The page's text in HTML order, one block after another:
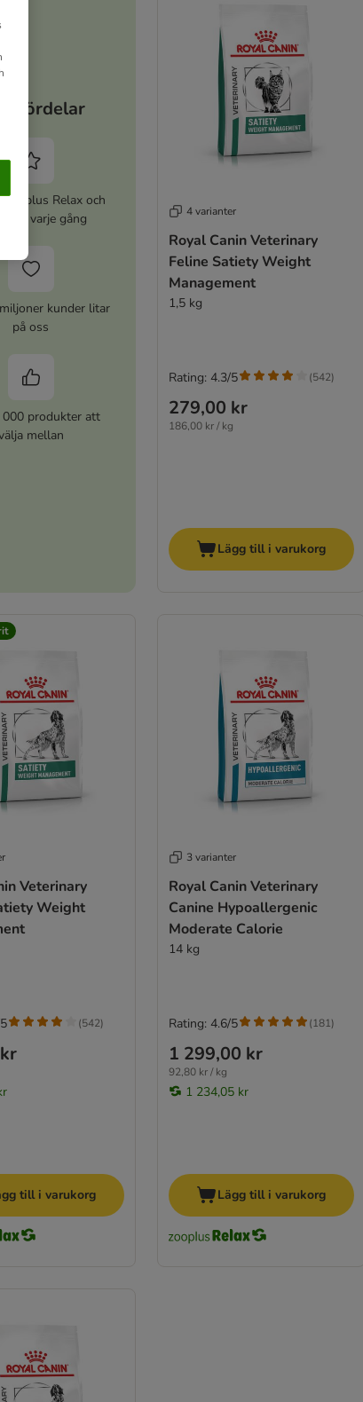
fördelar
zooplus Relax och
5% varje gång
kunder litar
på oss
000 produkter att
mellan
4 varianter
Royal Canin Veterinary
Feline Satiety Weight
Management
1,5 kg
279,00 kr
186,00 kr / kg
Rating: 4.3/5 (542)
Lägg till i varukorg
Veterinary
Weight
(542)
till i varukorg
3 varianter
Royal Canin Veterinary
Canine Hypoallergenic
Moderate Calorie
14 kg
1 299,00 kr
92,80 kr / kg
1 234,05 kr
Rating: 4.6/5 (181)
Lägg till i varukorg